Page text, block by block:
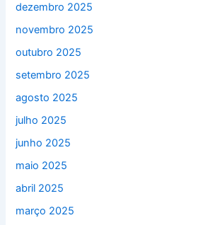
dezembro 2025
novembro 2025
outubro 2025
setembro 2025
agosto 2025
julho 2025
junho 2025
maio 2025
abril 2025
março 2025